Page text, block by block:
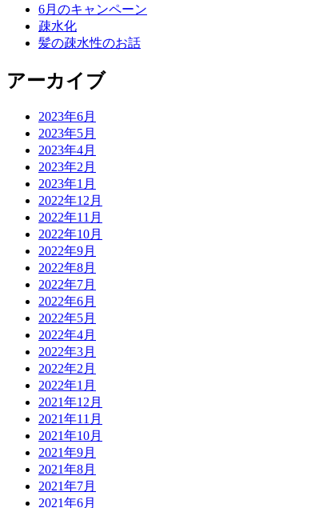
6月のキャンペーン
疎水化
髪の疎水性のお話
アーカイブ
2023年6月
2023年5月
2023年4月
2023年2月
2023年1月
2022年12月
2022年11月
2022年10月
2022年9月
2022年8月
2022年7月
2022年6月
2022年5月
2022年4月
2022年3月
2022年2月
2022年1月
2021年12月
2021年11月
2021年10月
2021年9月
2021年8月
2021年7月
2021年6月